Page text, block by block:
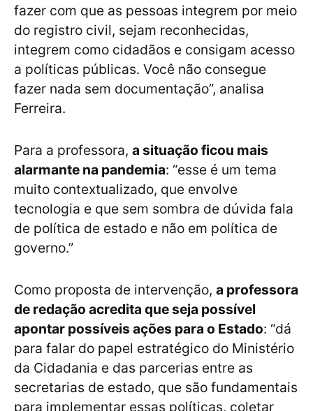
fazer com que as pessoas integrem por meio
do registro civil, sejam reconhecidas,
integrem como cidadãos e consigam acesso
a políticas públicas. Você não consegue
fazer nada sem documentação”, analisa
Ferreira.
Para a professora, a situação ficou mais
alarmante na pandemia: “esse é um tema
muito contextualizado, que envolve
tecnologia e que sem sombra de dúvida fala
de política de estado e não em política de
governo.”
Como proposta de intervenção, a professora
de redação acredita que seja possível
apontar possíveis ações para o Estado: “dá
para falar do papel estratégico do Ministério
da Cidadania e das parcerias entre as
secretarias de estado, que são fundamentais
para implementar essas políticas, coletar